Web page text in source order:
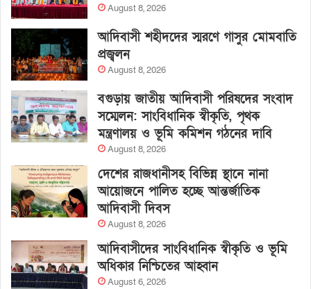
August 8, 2026
আদিবাসী শহীদদের স্মরণে গাসুর মোমবাতি
প্রজ্বলন
August 8, 2026
বগুড়ায় জাতীয় আদিবাসী পরিষদের সংবাদ
সম্মেলন: সাংবিধানিক স্বীকৃতি, পৃথক
মন্ত্রণালয় ও ভূমি কমিশন গঠনের দাবি
August 8, 2026
দেশের রাজধানীসহ বিভিন্ন স্থানে নানা
আয়োজনে পালিত হচ্ছে আন্তর্জাতিক
আদিবাসী দিবস
August 8, 2026
আদিবাসীদের সাংবিধানিক স্বীকৃতি ও ভূমি
অধিকার নিশ্চিতের আহ্বান
August 6, 2026